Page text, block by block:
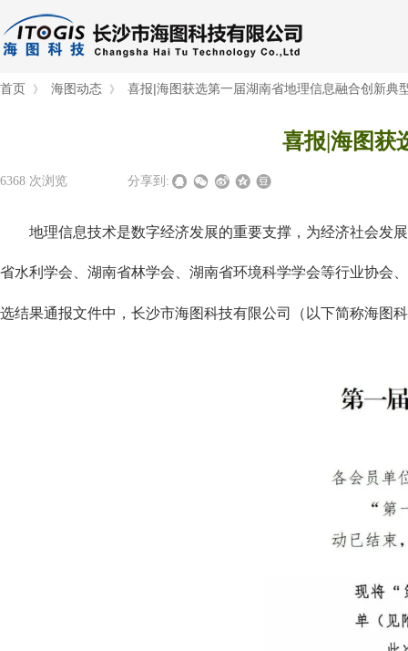
首页 》 海图动态 》 喜报|海图获选第一届湖南省地理信息融合创新典
喜报|海图获
6368 次浏览 分享到:
地理信息技术是数字经济发展的重要支撑，为经济社会发
省水利学会、湖南省林学会、湖南省环境科学学会等行业协会
选结果通报文件中，长沙市海图科技有限公司（以下简称海图